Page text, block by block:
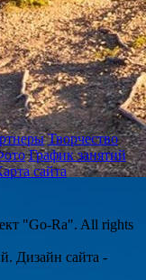
Творчество
График занятий
сайта
"Go-Ra". All rights
Дизайн сайта -